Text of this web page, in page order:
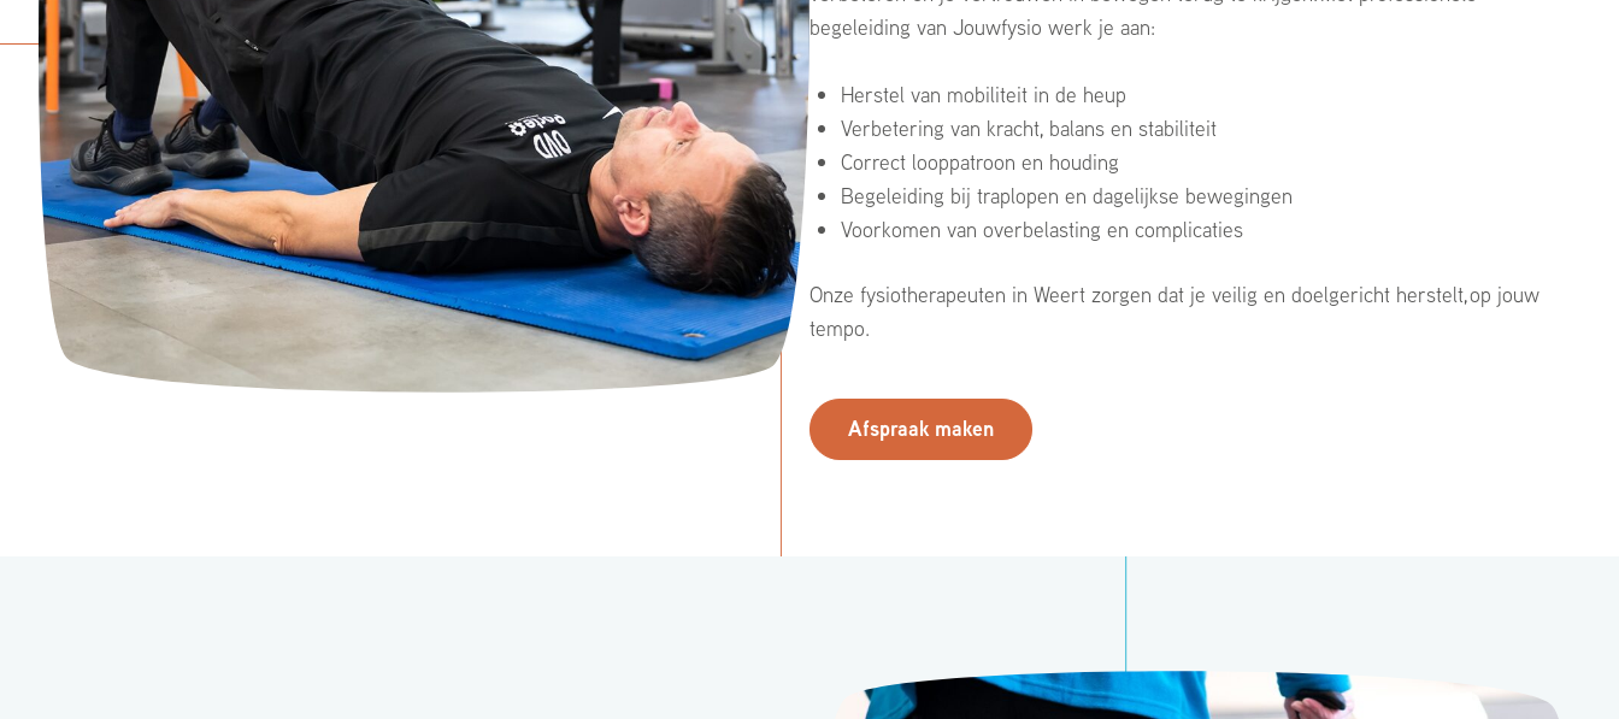
begeleiding van Jouwfysio werk je aan:
Herstel van mobiliteit in de heup
Verbetering van kracht, balans en stabiliteit
Correct looppatroon en houding
Begeleiding bij traplopen en dagelijkse bewegingen
Voorkomen van overbelasting en complicaties
Onze fysiotherapeuten in Weert zorgen dat je veilig en doelgericht herstelt, op jouw
tempo.
Afspraak maken